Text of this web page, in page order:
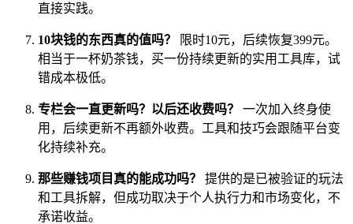
直接实践。
10块钱的东西真的值吗？
限时10元，后续恢复399元。
相当于一杯奶茶钱，买一份持续更新的实用工具库，试
错成本极低。
专栏会一直更新吗？以后还收费吗？
一次加入终身使
用，后续更新不再额外收费。工具和技巧会跟随平台变
化持续补充。
那些赚钱项目真的能成功吗？
提供的是已被验证的玩法
和工具拆解，但成功取决于个人执行力和市场变化，不
承诺收益。